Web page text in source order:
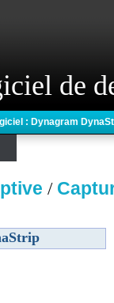
de
: Dynagram
/